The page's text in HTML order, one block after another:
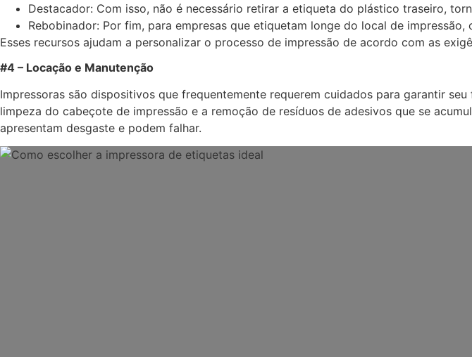
Destacador: Com isso, não é necessário retirar a etiqueta do plástico traseiro,
Rebobinador: Por fim, para empresas que etiquetam longe do local de
Esses recursos ajudam a personalizar o processo de impressão de acordo com as
#4 – Locação e Manutenção
Impressoras são dispositivos que frequentemente requerem cuidados para garantir
limpeza do cabeçote de impressão e a remoção de resíduos de adesivos que se
apresentam desgaste e podem falhar.